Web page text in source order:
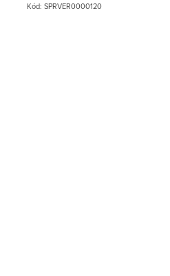
Kód: SPRVER0000120